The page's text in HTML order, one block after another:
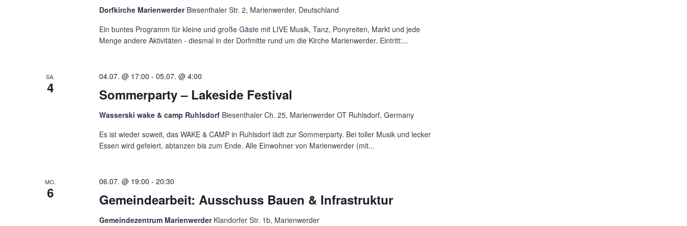
Dorfkirche Marienwerder Biesenthaler Str. 2, Marienwerder, Deutschland
Ein buntes Programm für kleine und große Gäste mit LIVE Musik, Tanz, Ponyreiten, Markt und jede
Menge andere Aktivitäten - diesmal in der Dorfmitte rund um die Kirche Marienwerder. Eintritt:...
SA.
4 Sommerparty – Lakeside Festival
04.07. @ 17:00 -05.07. @ 4:00
Wasserski wake & camp Ruhlsdorf Biesenthaler Ch. 25, Marienwerder OT Ruhlsdorf, Germany
Es ist wieder soweit, das WAKE & CAMP in Ruhlsdorf lädt zur Sommerparty. Bei toller Musik und lecker
Essen wird gefeiert, abtanzen bis zum Ende. Alle Einwohner von Marienwerder (mit...
MO.
6 Gemeindearbeit: Ausschuss Bauen & Infrastruktur
06.07. @ 19:00 -20:30
Gemeindezentrum Marienwerder Klandorfer Str. 1b, Marienwerder